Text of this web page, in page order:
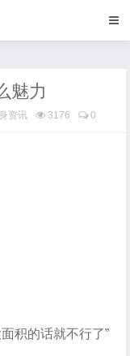
魅力
资讯 3176 0
积的话就不行了”